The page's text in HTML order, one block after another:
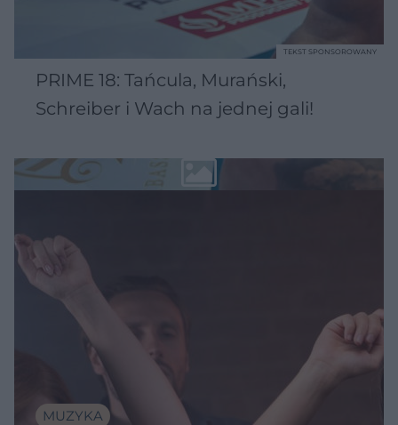
PRIME 18: Tańcula, Murański,
Schreiber i Wach na jednej gali!
TEKST SPONSOROWANY
MUZYKA